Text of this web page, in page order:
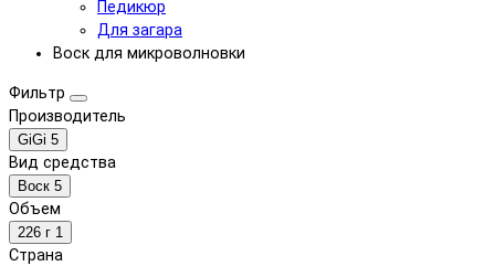
Педикюр
Для загара
Воск для микроволновки
Фильтр
Производитель
GiGi 5
Вид средства
Воск 5
Объем
226 г 1
Страна